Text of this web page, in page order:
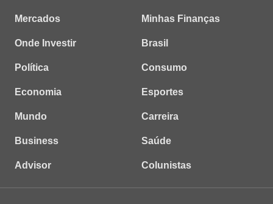
Mercados
Onde Investir
Política
Economia
Mundo
Business
Advisor
Minhas Finanças
Brasil
Consumo
Esportes
Carreira
Saúde
Colunistas